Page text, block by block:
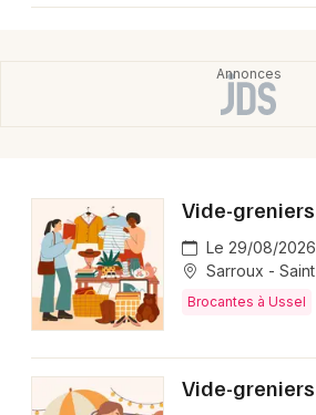
Brocantes en Corrèze
Brocantes en Limousin
Brocantes en Nouvelle-Aquitaine
Toulouse
Vide-greniers
Le 29/08/2026
Sarroux -
Brocantes à Ussel
Vide-greniers